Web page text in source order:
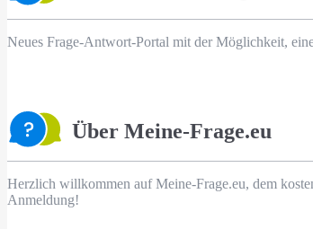
Neues Frage-Antwort-Portal mit der Möglichkeit,
Über Meine-Frage.eu
Herzlich willkommen auf Meine-Frage.eu, dem
Anmeldung!